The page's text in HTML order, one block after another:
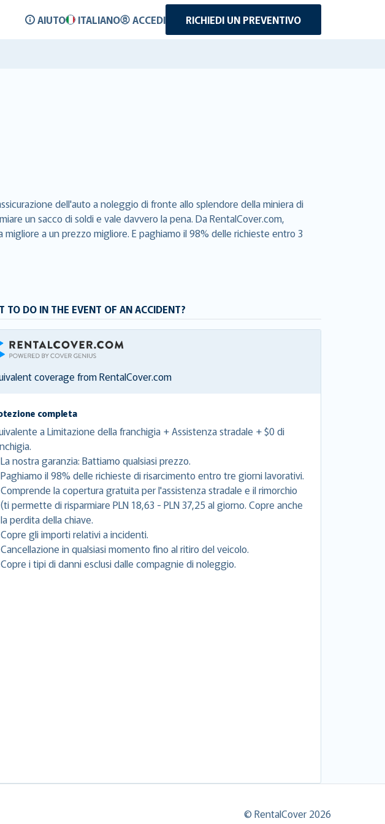
AIUTO ITALIANO ACCEDI
RICHIEDI UN PREVENTIVO
dell'auto a noleggio di fronte allo splendore della miniera di
un sacco di soldi e vale davvero la pena. Da RentalCover.com,
a un prezzo migliore. E paghiamo il 98% delle richieste entro 3
TO DO IN THE EVENT OF AN ACCIDENT?
coverage from RentalCover.com
completa
a Limitazione della franchigia + Assistenza stradale + $0 di
La nostra garanzia: Battiamo qualsiasi prezzo.
Paghiamo il 98% delle richieste di risarcimento entro tre giorni lavorativi.
Comprende la copertura gratuita per l'assistenza stradale e il rimorchio
(ti permette di risparmiare PLN 18,63 - PLN 37,25 al giorno. Copre anche
la perdita della chiave.
Copre gli importi relativi a incidenti.
Cancellazione in qualsiasi momento fino al ritiro del veicolo.
Copre i tipi di danni esclusi dalle compagnie di noleggio.
© RentalCover 2026